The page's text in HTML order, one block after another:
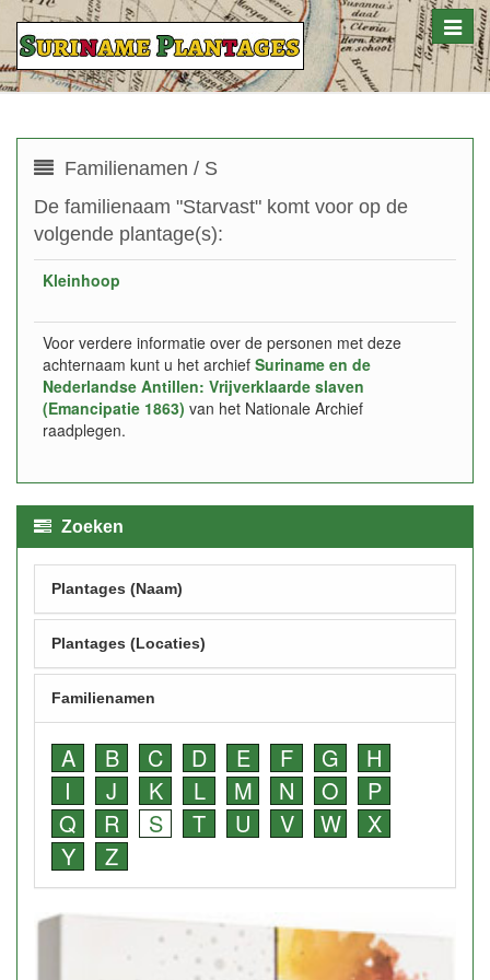
Toggle
Familienamen / S
De familienaam "Starvast" komt voor op de
volgende plantage(s):
Kleinhoop
Voor verdere informatie over de personen met deze
achternaam kunt u het archief Suriname en de
Nederlandse Antillen: Vrijverklaarde slaven
(Emancipatie 1863) van het Nationale Archief
raadplegen.
Zoeken
Plantages (Naam)
Plantages (Locaties)
Familienamen
A B C D E F G
H
I
J K L M N O
P
Q
R S T U V W
X
Y
Z